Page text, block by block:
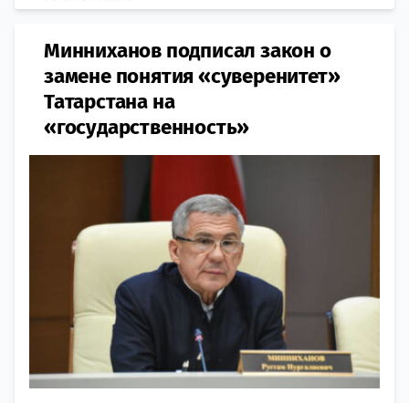
Минниханов подписал закон о
замене понятия «суверенитет»
Татарстана на
«государственность»